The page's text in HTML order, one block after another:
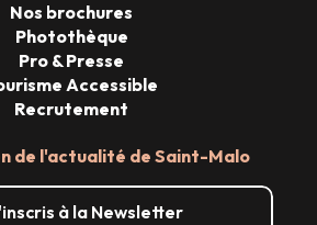
de l'actualité de Saint-Malo
à la Newsletter
Nos brochures
Photothèque
Pro & Presse
Accessible
Recrutement